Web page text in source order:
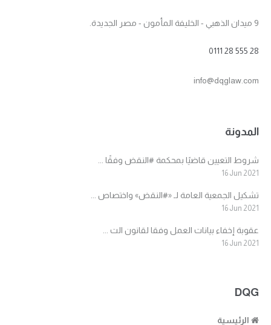
9 ميدان الذهبي - الخليفة المأمون - مصر الجديدة.
0111 28 555 28
info@dqglaw.com
المدونة
شروط التعيين قاضيًا بمحكمة #النقض وفقًا ...
16 Jun 2021
تشكيل الجمعية العامة لـ «#النقض» واختصاص ...
16 Jun 2021
عقوبة إخفاء بيانات العمل وفقا لقانون الت ...
16 Jun 2021
DQG
الرئيسية